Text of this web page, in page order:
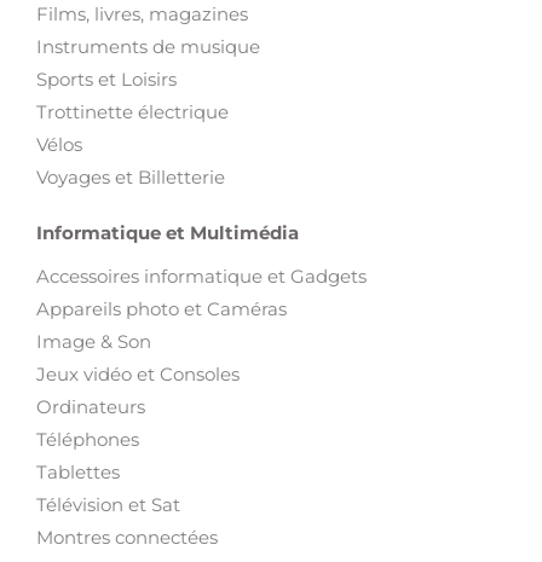
Films, livres, magazines
Instruments de musique
Sports et Loisirs
Trottinette électrique
Vélos
Voyages et Billetterie
Informatique et Multimédia
Accessoires informatique et Gadgets
Appareils photo et Caméras
Image & Son
Jeux vidéo et Consoles
Ordinateurs
Téléphones
Tablettes
Télévision et Sat
Montres connectées